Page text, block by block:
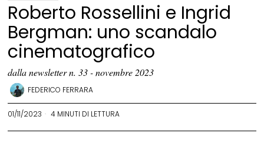
Roberto Rossellini e Ingrid
Bergman: uno scandalo
cinematografico
dalla newsletter n. 33 - novembre 2023
FEDERICO FERRARA
01/11/2023 4 MINUTI DI LETTURA